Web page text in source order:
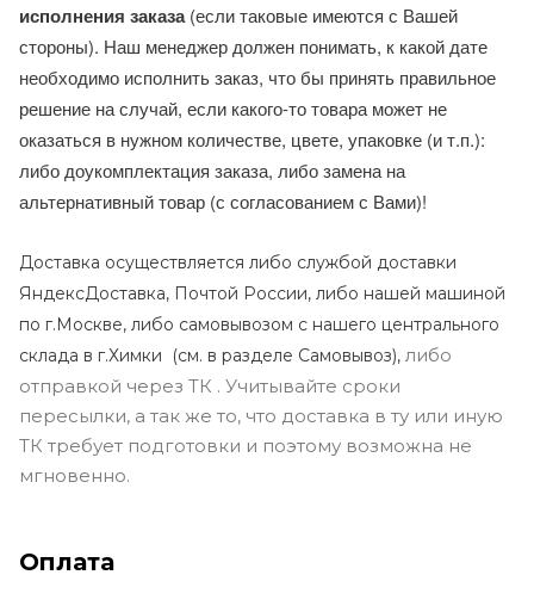
исполнения заказа(если таковые имеются с Вашей
стороны). Наш менеджер должен понимать, к какой дате
необходимо исполнить заказ, что бы принять правильное
решение на случай, если какого-то товара может не
оказаться в нужном количестве, цвете, упаковке (и т.п.):
либо доукомплектация заказа, либо замена на
альтернативный товар (с согласованием с Вами)!
Доставка осуществляется либо службой доставки
ЯндексДоставка, Почтой России, либо нашей машиной
по г.Москве, либо самовывозом с нашего центрального
склада в г.Химки (см. в разделе Самовывоз), либо
отправкой через ТК . Учитывайте сроки
пересылки, а так же то, что доставка в ту или иную
ТК требует подготовки и поэтому возможна не
мгновенно.
Оплата